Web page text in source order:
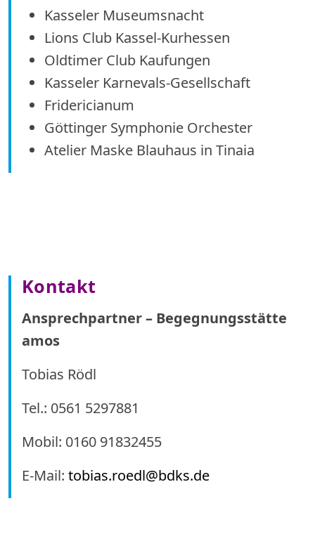
Kasseler Museumsnacht
Lions Club Kassel-Kurhessen
Oldtimer Club Kaufungen
Kasseler Karnevals-Gesellschaft
Fridericianum
Göttinger Symphonie Orchester
Atelier Maske Blauhaus in Tinaia
Kontakt
Ansprechpartner – Begegnungsstätte
amos
Tobias Rödl
Tel.: 0561 5297881
Mobil: 0160 91832455
E-Mail: tobias.roedl@bdks.de